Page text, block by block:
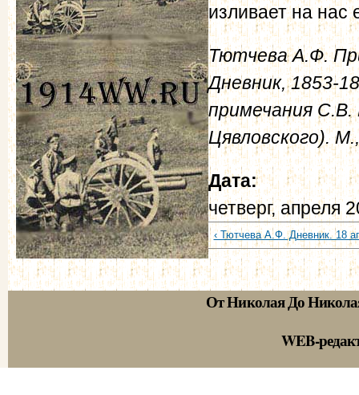
изливает на нас
Тютчева А.Ф.
Дневник, 1853-
примечания
Цявловского).
Дата:
четверг, апреля
‹ Тютчева А.Ф. Дневник. 18
От Николая До
WEB-